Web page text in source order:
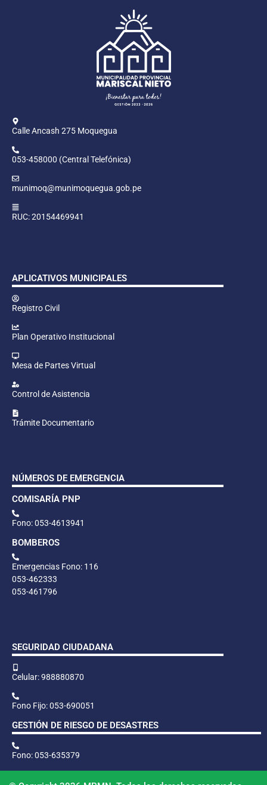
Calle Ancash 275 Moquegua
053-458000 (Central Telefónica)
munimoq@munimoquegua.gob.pe
RUC: 20154469941
APLICATIVOS MUNICIPALES
Registro Civil
Plan Operativo Institucional
Mesa de Partes Virtual
Control de Asistencia
Trámite Documentario
NÚMEROS DE EMERGENCIA
COMISARÍA PNP
Fono: 053-4613941
BOMBEROS
Emergencias Fono: 116
053-462333
053-461796
SEGURIDAD CIUDADANA
Celular: 988880870
Fono Fijo: 053-690051
GESTIÓN DE RIESGO DE DESASTRES
Fono: 053-635379